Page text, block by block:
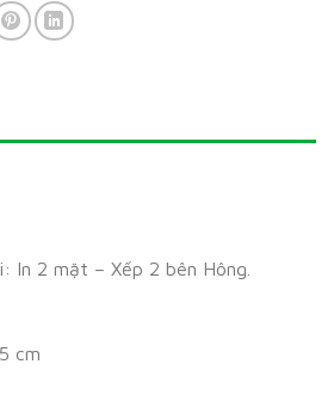
In 2 mặt – Xếp 2 bên Hông.
cm